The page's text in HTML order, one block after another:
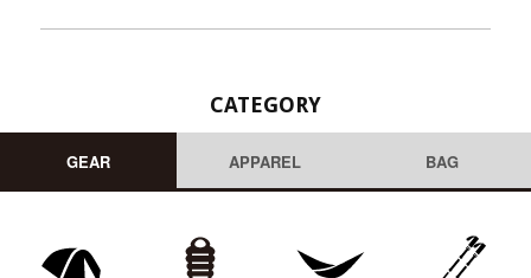
CATEGORY
GEAR APPAREL BAG